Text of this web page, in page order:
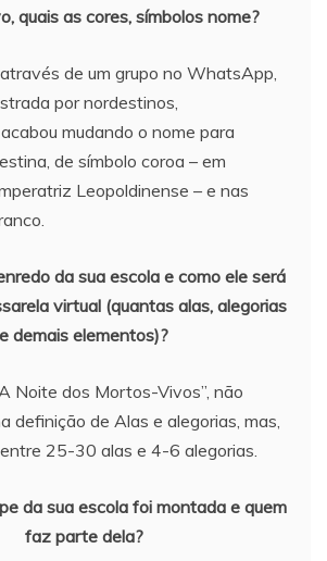
quais as cores, símbolos nome?
de um grupo no WhatsApp,
por nordestinos,
mudando o nome para
de símbolo coroa – em
Leopoldinense – e nas
da sua escola e como ele será
virtual (quantas alas, alegorias
e demais elementos)?
Noite dos Mortos-Vivos”, não
definição de Alas e alegorias, mas,
25-30 alas e 4-6 alegorias.
da sua escola foi montada e quem
faz parte dela?